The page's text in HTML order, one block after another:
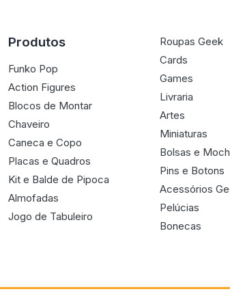
Produtos
Funko Pop
Action Figures
Blocos de Montar
Chaveiro
Caneca e Copo
Placas e Quadros
Kit e Balde de Pipoca
Almofadas
Jogo de Tabuleiro
Roupas Geek
Cards
Games
Livraria
Artes
Miniaturas
Bolsas e
Pins e Botons
Acessórios
Pelúcias
Bonecas